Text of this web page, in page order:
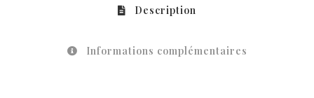
Description
Informations complémentaires